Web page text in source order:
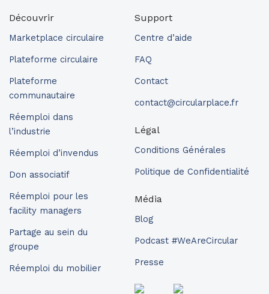
Découvrir
Marketplace circulaire
Plateforme circulaire
Plateforme
communautaire
Réemploi dans
l’industrie
Réemploi d’invendus
Don associatif
Réemploi pour les
facility managers
Partage au sein du
groupe
Réemploi du mobilier
Support
Centre d’aide
FAQ
Contact
contact@circularplace.fr
Légal
Conditions Générales
Politique de Confidentialité
Média
Blog
Podcast #WeAreCircular
Presse